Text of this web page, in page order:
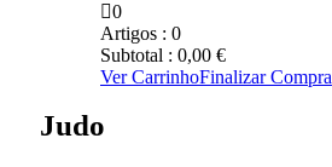
0
Artigos : 0
Subtotal : 0,00 €
Ver CarrinhoFinalizar Compra
Judo